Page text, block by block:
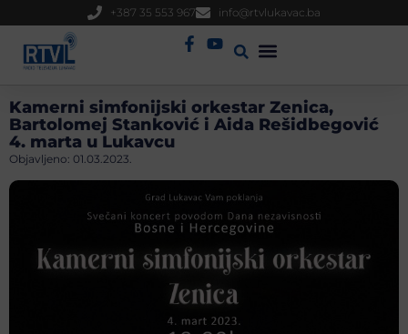
+387 35 553 967 info@rtvlukavac.ba
Kamerni simfonijski orkestar Zenica,
Bartolomej Stanković i Aida Rešidbegović
4. marta u Lukavcu
Objavljeno: 01.03.2023.